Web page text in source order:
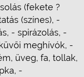
(fekete ?
(színes), -
- spirázolás, -
meghívók, -
üveg, fa, tollak,
-